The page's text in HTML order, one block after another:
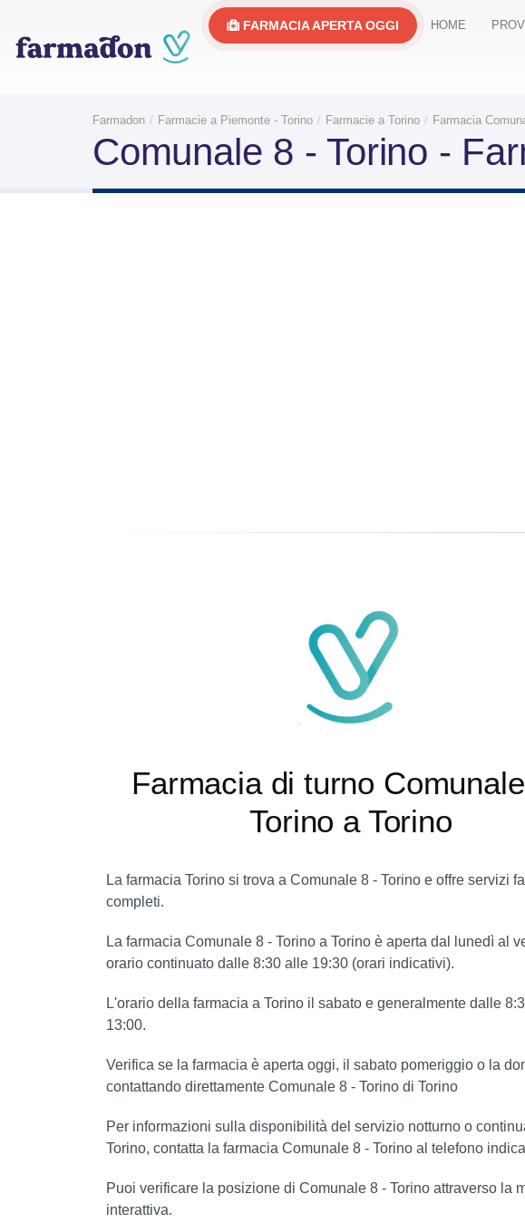
FARMACIA APERTA OGGI HOME
Farmadon Farmacie a Piemonte - Torino Farmacie a Torino Farmacia
Comunale 8 - Torino -
Farmacia di turno
Torino a Torino
La farmacia Torino si trova a Comunale 8 - Torino e offre servizi
completi.
La farmacia Comunale 8 - Torino a Torino è aperta dal lunedì al
orario continuato dalle 8:30 alle 19:30 (orari indicativi).
L'orario della farmacia a Torino il sabato e generalmente dalle
13:00.
Verifica se la farmacia è aperta oggi, il sabato pomeriggio o la
contattando direttamente Comunale 8 - Torino di Torino
Per informazioni sulla disponibilità del servizio notturno o
Torino, contatta la farmacia Comunale 8 - Torino al telefono
Puoi verificare la posizione di Comunale 8 - Torino attraverso la
interattiva.